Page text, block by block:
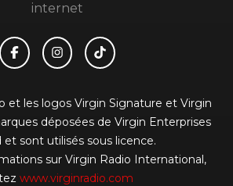
internet
et les logos Virgin Signature et Virgin
déposées de Virgin Enterprises
et sont utilisés sous licence.
sur Virgin Radio International,
www.virginradio.com